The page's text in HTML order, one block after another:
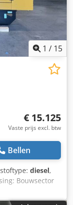
1 / 15
€ 15.125
Vaste prijs excl. btw
Bellen
diesel,
Bouwsector
230 x 96